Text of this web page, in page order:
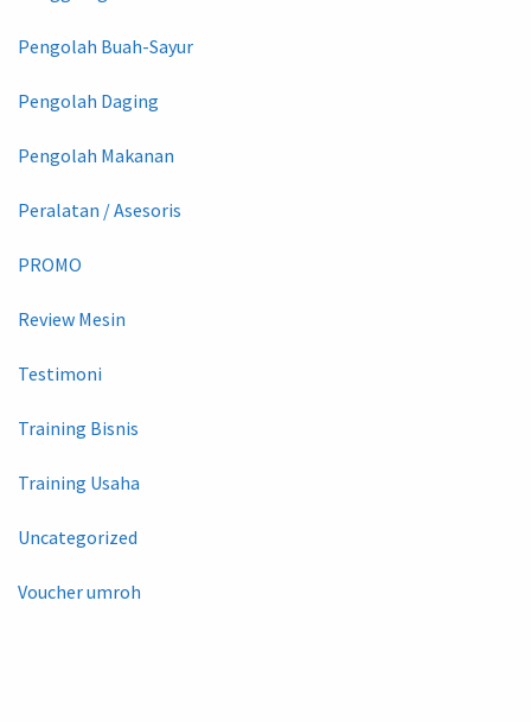
Pengolah Buah-Sayur
Pengolah Daging
Pengolah Makanan
Peralatan / Asesoris
PROMO
Review Mesin
Testimoni
Training Bisnis
Training Usaha
Uncategorized
Voucher umroh